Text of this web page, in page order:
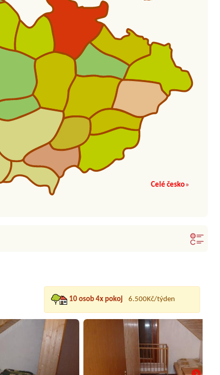
Celé česko»
10 osob 4x pokoj
6.500Kč/týden